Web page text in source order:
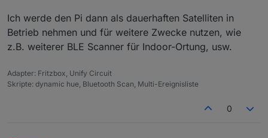
Ich werde den Pi dann als dauerhaften Satelliten in
Betrieb nehmen und für weitere Zwecke nutzen, wie
z.B. weiterer BLE Scanner für Indoor-Ortung, usw.
Adapter: Fritzbox, Unify Circuit
Skripte: dynamic hue, Bluetooth Scan, Multi-Ereignisliste
0